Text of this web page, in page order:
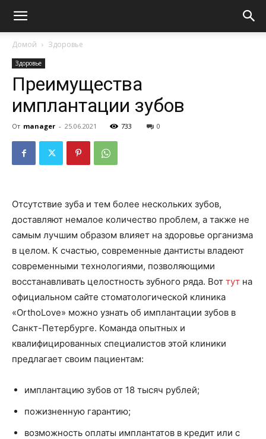
Домой Здоровье
Здоровье
Преимущества
имплантации зубов
От manager - 25.06.2021 733 0
Отсутствие зуба и тем более нескольких зубов,
доставляют немалое количество проблем, а также не
самым лучшим образом влияет на здоровье организма
в целом. К счастью, современные дантисты владеют
современными технологиями, позволяющими
восстанавливать целостность зубного ряда. Вот тут на
официальном сайте стоматологической клиника
«OrthoLove» можно узнать об имплантации зубов в
Санкт-Петербурге. Команда опытных и
квалифицированных специалистов этой клиники
предлагает своим пациентам:
имплантацию зубов от 18 тысяч рублей;
пожизненную гарантию;
возможность оплаты имплантатов в кредит или с